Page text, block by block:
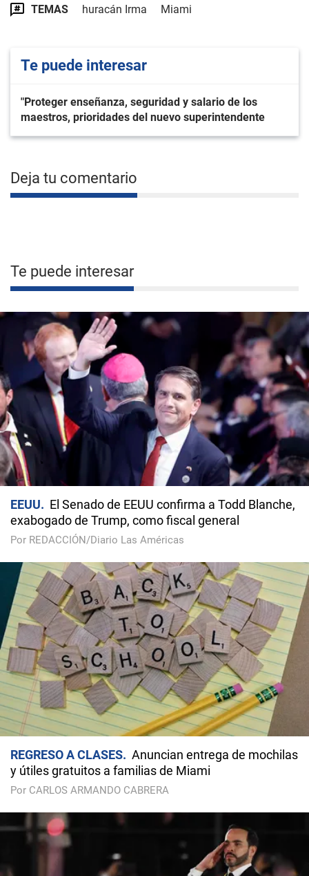
TEMAS huracán Irma Miami
Te puede interesar
"Proteger enseñanza, seguridad y salario de los
maestros, prioridades del nuevo superintendente
Deja tu comentario
Te puede interesar
EEUU
El Senado de EEUU confirma a Todd Blanche,
exabogado de Trump, como fiscal general
Por REDACCIÓN/Diario Las Américas
REGRESO A CLASES
Anuncian entrega de mochilas
y útiles gratuitos a familias de Miami
Por CARLOS ARMANDO CABRERA